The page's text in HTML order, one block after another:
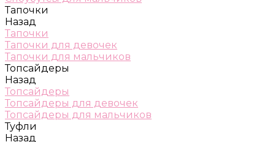
Тапочки
Назад
Тапочки
Тапочки для девочек
Тапочки для мальчиков
Топсайдеры
Назад
Топсайдеры
Топсайдеры для девочек
Топсайдеры для мальчиков
Туфли
Назад